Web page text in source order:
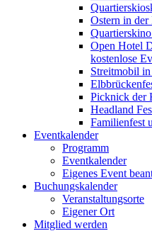
Ostern in
Open Hotel
kostenlose
Streitmobil
Picknick der
Headland
Familienfest
Eventkalender
Programm
Eventkalender
Eigenes Event
Buchungskalender
Veranstaltungsorte
Eigener Ort
Mitglied werden